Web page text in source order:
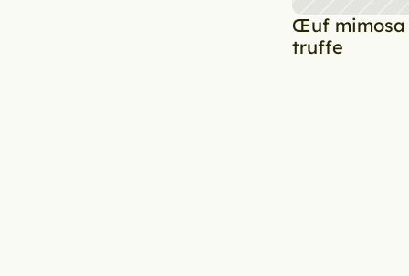
Œuf mimosa
truffe